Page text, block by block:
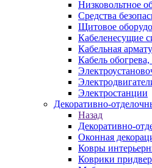
Низковольтное
Средства
Щитовое
Кабеленесущие
Кабельная
Кабель
Электростанции
Декоративно-
Назад
Декоративно-
Оконная
Ковры
Коврики